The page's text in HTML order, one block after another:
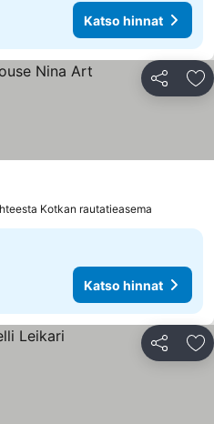
Katso hinnat
Jaa
Kotkan rautatieasema
Katso hinnat
Jaa